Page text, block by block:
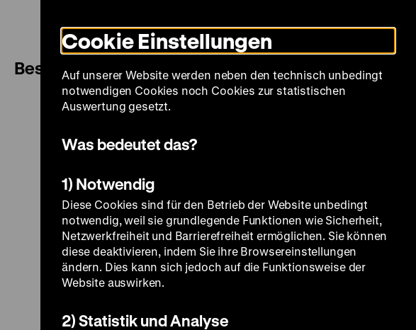
Modus
umschalten
Sprache
Besuch Spielplan Filmreihen Über uns
Cookie Einstellungen
Auf unserer Website werden neben den technisch unbedingt
notwendigen Cookies noch Cookies zur statistischen
Auswertung gesetzt.
Was bedeutet das?
1) Notwendig
Diese Cookies sind für den Betrieb der Website unbedingt
notwendig, weil sie grundlegende Funktionen wie Sicherheit,
Netzwerkfreiheit und Barrierefreiheit ermöglichen. Sie können
diese deaktivieren, indem Sie ihre Browsereinstellungen
ändern. Dies kann sich jedoch auf die Funktionsweise der
Website auswirken.
2) Statistik und Analyse